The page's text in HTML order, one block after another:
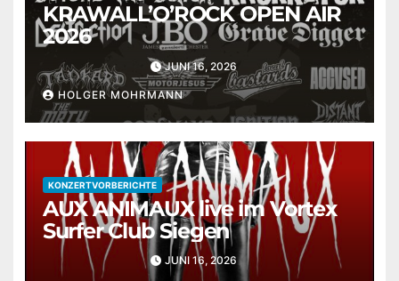
KRAWALL’O’ROCK OPEN AIR
2026
JUNI 16, 2026
HOLGER MOHRMANN
KONZERTVORBERICHTE
AUX ANIMAUX live im Vortex
Surfer Club Siegen
JUNI 16, 2026